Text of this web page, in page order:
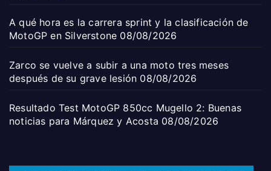
A qué hora es la carrera sprint y la clasificación de
MotoGP en Silverstone 08/08/2026
Zarco se vuelve a subir a una moto tres meses
después de su grave lesión 08/08/2026
Resultado Test MotoGP 850cc Mugello 2: Buenas
noticias para Márquez y Acosta 08/08/2026